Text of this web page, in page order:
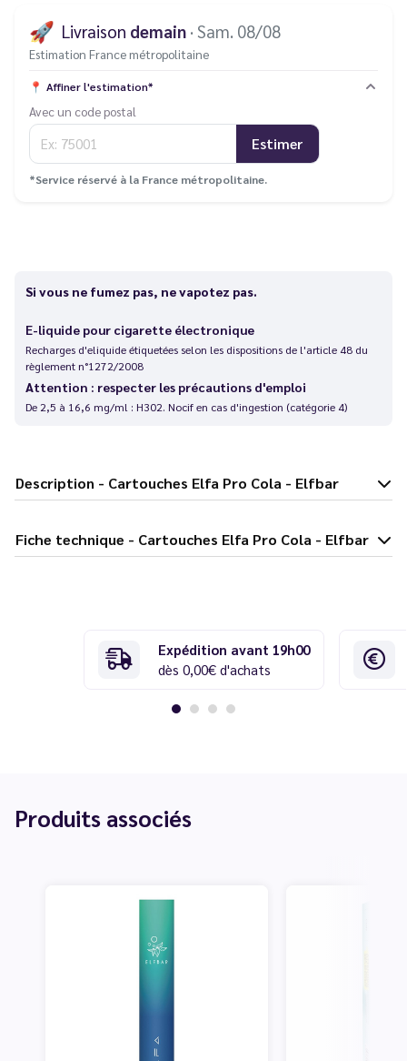
🚀 Livraison demain · Sam. 08/08
Estimation France métropolitaine
📍 Affiner l'estimation*
Avec un code postal
Estimer
*Service réservé à la France métropolitaine.
Si vous ne fumez pas, ne vapotez pas.
E-liquide pour cigarette électronique
Recharges d'eliquide étiquetées selon les dispositions de l'article 48 du
règlement n°1272/2008
Attention : respecter les précautions d'emploi
De 2,5 à 16,6 mg/ml : H302. Nocif en cas d'ingestion (catégorie 4)
Description - Cartouches Elfa Pro Cola - Elfbar
Fiche technique - Cartouches Elfa Pro Cola - Elfbar
Expédition avant 19h00
dès 0,00€ d'achats
Produits associés